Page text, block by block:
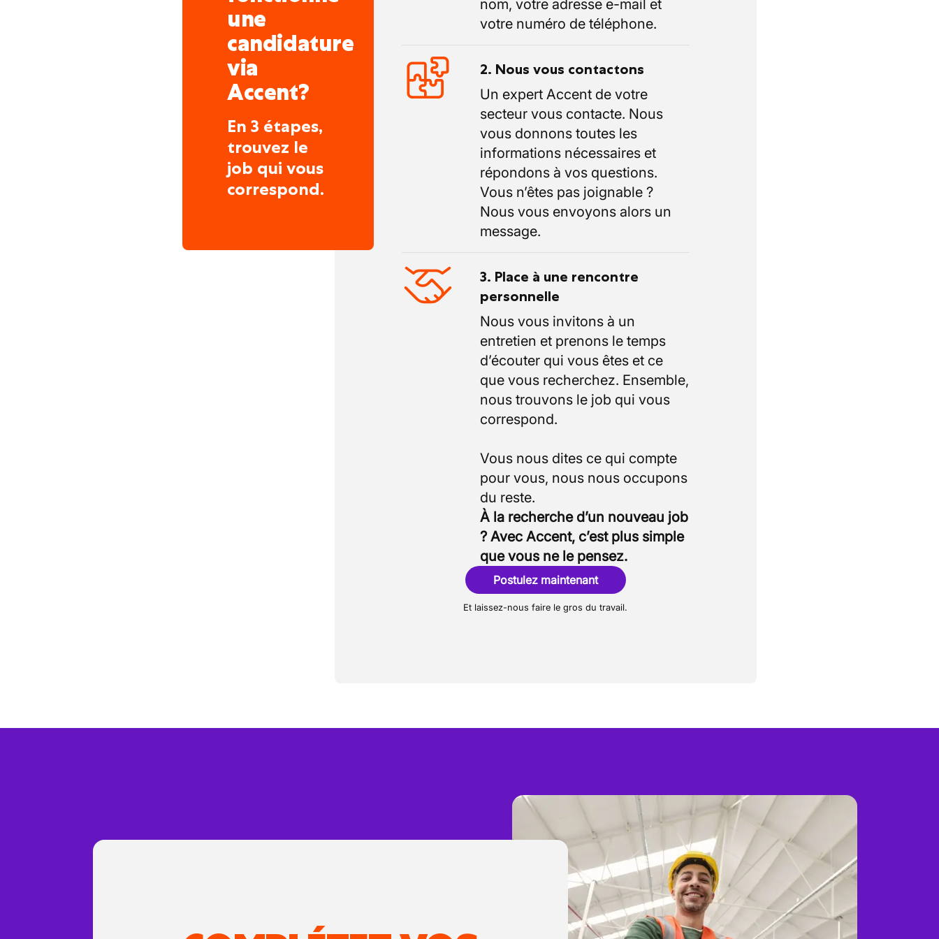
une
candidature
via
Accent?
En 3 étapes,
trouvez le
job qui vous
correspond.
nom, votre adresse e-mail et
votre numéro de téléphone.
2. Nous vous contactons
Un expert Accent de votre
secteur vous contacte. Nous
vous donnons toutes les
informations nécessaires et
répondons à vos questions.
Vous n’êtes pas joignable ?
Nous vous envoyons alors un
message.
3. Place à une rencontre
personnelle
Nous vous invitons à un
entretien et prenons le temps
d’écouter qui vous êtes et ce
que vous recherchez. Ensemble,
nous trouvons le job qui vous
correspond.
Vous nous dites ce qui compte
pour vous, nous nous occupons
À la recherche d’un nouveau job
? Avec Accent, c’est plus simple
que vous ne le pensez.
Postulez maintenant
Et laissez-nous faire le gros du travail.